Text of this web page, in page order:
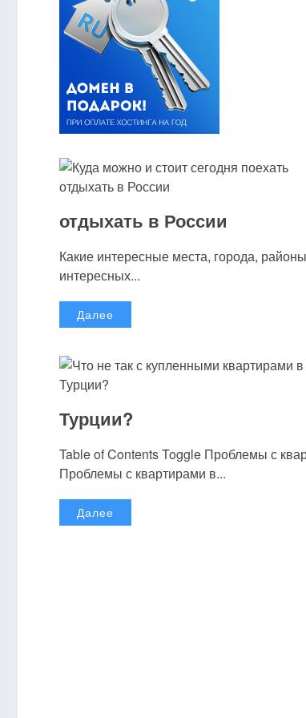
отдыхать в России
Какие интересные места, города,
интересных...
Далее
Турции?
Table of Contents Toggle Проблемы с
Проблемы с квартирами в...
Далее